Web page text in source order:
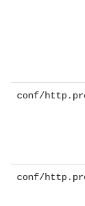
conf/
conf/